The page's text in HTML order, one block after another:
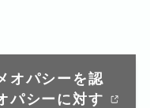
オパシーを認
パシーに対す